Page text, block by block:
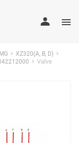
XZ320(A, B, D)
Valve